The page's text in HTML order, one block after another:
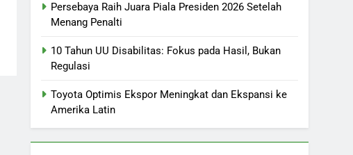
Persebaya Raih Juara Piala Presiden 2026 Setelah
Menang Penalti
10 Tahun UU Disabilitas: Fokus pada Hasil, Bukan
Regulasi
Toyota Optimis Ekspor Meningkat dan Ekspansi ke
Amerika Latin